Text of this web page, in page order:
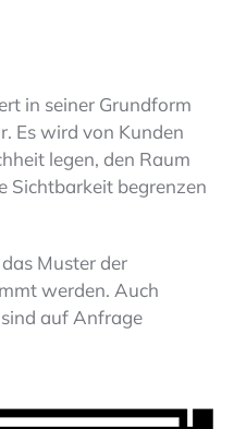
in seiner Grundform
Es wird von Kunden
legen, den Raum
Sichtbarkeit begrenzen
Muster der
werden. Auch
auf Anfrage